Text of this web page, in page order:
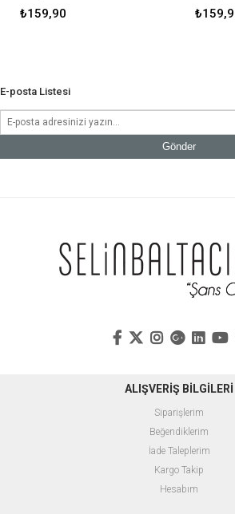
₺159,90 ₺159,90
E-posta Listesi
Gönder
ALIŞVERİŞ BİLGİLERİ
Siparişlerim
Beğendiklerim
İade Taleplerim
Kargo Takip
Hesabım